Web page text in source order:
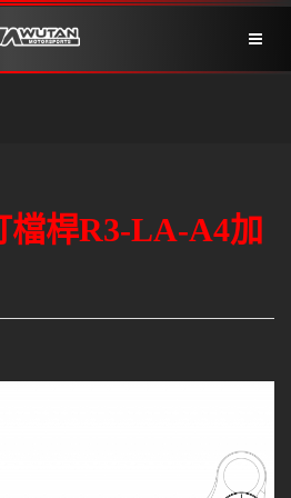
檔桿R3-LA-A4加